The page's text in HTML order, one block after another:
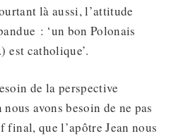
là aussi, l’attitude
: ‘un bon Polonais
est catholique’.
de la perspective
avons besoin de ne pas
final, que l’apôtre Jean nous